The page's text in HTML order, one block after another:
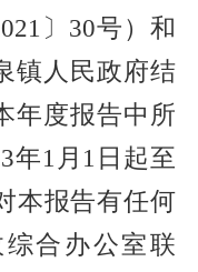
〕 30号）和
镇人民政府结
年度报告中所
年1 月 1 日起至
本报告有任何
合办公室联